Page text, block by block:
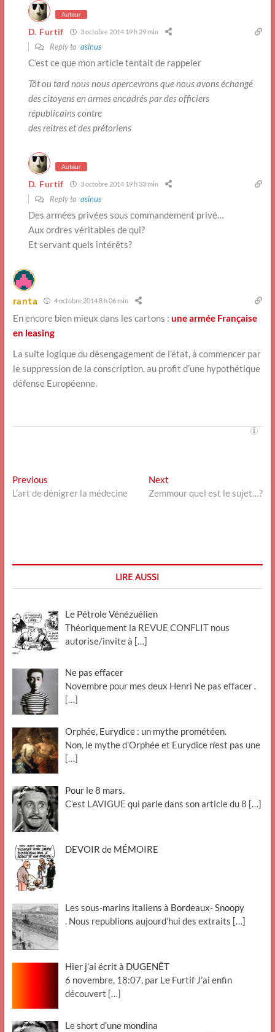
Auteur
D. Furtif 3 octobre 2014 19 h 29 min
Reply to asinus
C’est ce que mon article tentait de rappeler
Tôt ou tard nous nous apercevrons que nous avons échangé
des citoyens en armes encadrés par des officiers
républicains contre
des reitres et des prétoriens
Auteur
D. Furtif 3 octobre 2014 19 h 33 min
Reply to asinus
Des armées privées sous commandement privé…
Aux ordres véritables de qui?
Et servant quels intérêts?
ranta 4 octobre 2014 8 h 06 min
En encore bien mieux dans les cartons : une armée Française
en leasing
La suite logique du désengagement de l’état, à commencer par
le suppression de la conscription, au profit d’une hypothétique
défense Européenne.
Navigation
de
PreviousPrevious
post:
L’art de dénigrer la médecine
Next
post:
Zemmour quel est le sujet…?
LIRE AUSSI
Le Pétrole Vénézuélien
Théoriquement la REVUE CONFLIT nous
autorise/invite à […]
Ne pas effacer
Novembre pour mes deux Henri Ne pas effacer .
[…]
Orphée, Eurydice : un mythe prométéen.
Non, le mythe d’Orphée et Eurydice n’est pas une
[…]
Pour le 8 mars.
C’est LAVIGUE qui parle dans son article du 8 […]
DEVOIR de MÉMOIRE
Les sous-marins italiens à Bordeaux- Snoopy
. Nous republions aujourd’hui des extraits […]
Hier j’ai écrit à DUGENÊT
6 novembre, 18:07, par Le Furtif J’ai enfin
découvert […]
Le short d’une mondina